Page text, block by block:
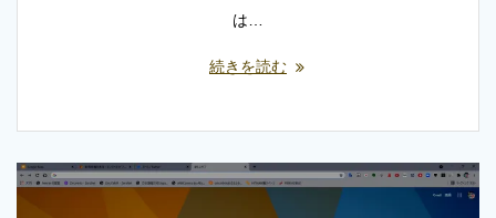
は…
続きを読む